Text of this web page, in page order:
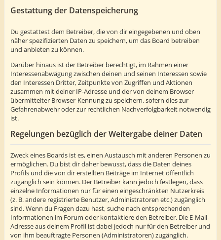
Gestattung der Datenspeicherung
Du gestattest dem Betreiber, die von dir eingegebenen und oben
näher spezifizierten Daten zu speichern, um das Board betreiben
und anbieten zu können.
Darüber hinaus ist der Betreiber berechtigt, im Rahmen einer
Interessenabwägung zwischen deinen und seinen Interessen sowie
den Interessen Dritter, Zeitpunkte von Zugriffen und Aktionen
zusammen mit deiner IP-Adresse und der von deinem Browser
übermittelter Browser-Kennung zu speichern, sofern dies zur
Gefahrenabwehr oder zur rechtlichen Nachverfolgbarkeit notwendig
ist.
Regelungen bezüglich der Weitergabe deiner Daten
Zweck eines Boards ist es, einen Austausch mit anderen Personen zu
ermöglichen. Du bist dir daher bewusst, dass die Daten deines
Profils und die von dir erstellten Beiträge im Internet öffentlich
zugänglich sein können. Der Betreiber kann jedoch festlegen, dass
einzelne Informationen nur für einen eingeschränkten Nutzerkreis
(z. B. andere registrierte Benutzer, Administratoren etc.) zugänglich
sind. Wenn du Fragen dazu hast, suche nach entsprechenden
Informationen im Forum oder kontaktiere den Betreiber. Die E-Mail-
Adresse aus deinem Profil ist dabei jedoch nur für den Betreiber und
von ihm beauftragte Personen (Administratoren) zugänglich.